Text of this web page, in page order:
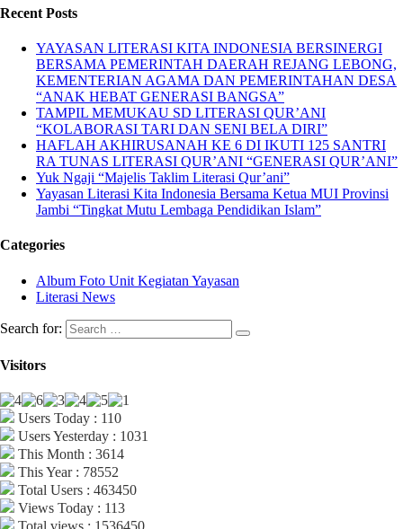
Recent Posts
YAYASAN LITERASI KITA INDONESIA BERSINERGI
BERSAMA PEMERINTAH DAERAH REJANG LEBONG,
KEMENTERIAN AGAMA DAN PEMERINTAHAN DESA
“ANAK HEBAT GENERASI BANGSA”
TAMPIL MEMUKAU SD LITERASI QUR’ANI
“KOLABORASI TARI DAN SENI BELA DIRI”
HAFLAH AKHIRUSANAH KE 6 DI IKUTI 125 SANTRI
RA TUNAS LITERASI QUR’ANI “GENERASI QUR’ANI”
Yuk Ngaji “Majelis Taklim Literasi Qur’ani”
Yayasan Literasi Kita Indonesia Bersama Ketua MUI Provinsi
Jambi “Tingkat Mutu Lembaga Pendidikan Islam”
Categories
Album Foto Unit Kegiatan Yayasan
Literasi News
Search for:
Visitors
Users Today : 110
Users Yesterday : 1031
This Month : 3614
This Year : 78552
Total Users : 463450
Views Today : 113